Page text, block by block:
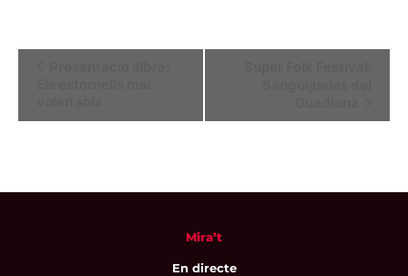
Mira’t
En directe